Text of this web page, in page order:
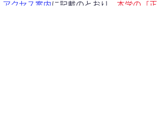
アクセス案内に記載のとおり、 本学の「正